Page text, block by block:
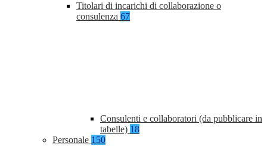
Titolari di incarichi di collaborazione o
consulenza 67
Consulenti e collaboratori (da pubblicare in
tabelle) 18
Personale 150